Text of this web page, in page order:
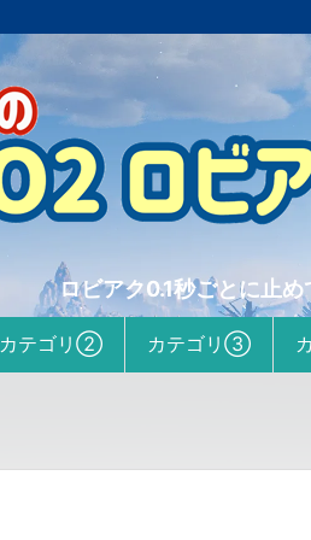
ロビアク0.1秒ごとに止め
カテゴリ② カテゴリ③